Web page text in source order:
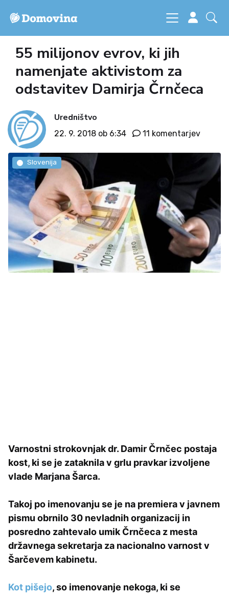
55 milijonov evrov, ki jih
namenjate aktivistom za
odstavitev Damirja Črnčeca
Uredništvo
22. 9. 2018 ob 6:34 11 komentarjev
Slovenija
Varnostni strokovnjak dr. Damir Črnčec postaja
kost, ki se je zataknila v grlu pravkar izvoljene
vlade Marjana Šarca.
Takoj po imenovanju se je na premiera v javnem
pismu obrnilo 30 nevladnih organizacij in
posredno zahtevalo umik Črnčeca z mesta
državnega sekretarja za nacionalno varnost v
Šarčevem kabinetu.
Kot pišejo, so imenovanje nekoga, ki se